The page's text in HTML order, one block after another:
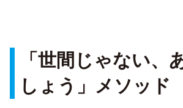
「世間じゃない
しょう」メソッド